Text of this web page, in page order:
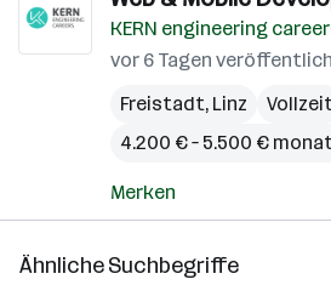
KERN engineering
vor 6 Tagen
Freistadt, Linz
4.200 € – 5.500 €
Merken
Ähnliche Suchbegriffe